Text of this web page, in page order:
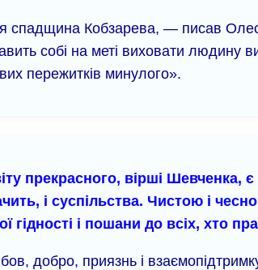
спадщина Кобзарева, — писав
собі на меті виховати
пережитків минулого».
прекрасного, вірші
і суспільства. Чистою і
гідності і пошани до всіх, хто
добро, приязнь і